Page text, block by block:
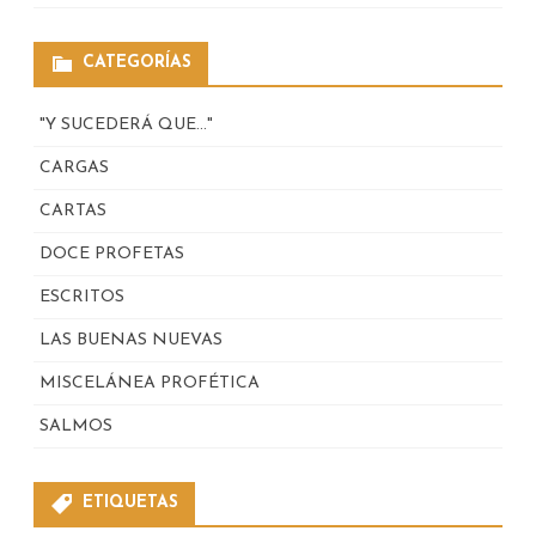
CATEGORÍAS
"Y SUCEDERÁ QUE…"
CARGAS
CARTAS
DOCE PROFETAS
ESCRITOS
LAS BUENAS NUEVAS
MISCELÁNEA PROFÉTICA
SALMOS
ETIQUETAS